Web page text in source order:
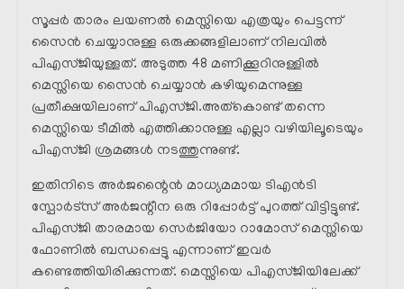
സൂപ്പർ താരം ലയണൽ മെസ്സിയെ എത്രയും പെട്ടന്ന്
സൈൻ ചെയ്യാനുള്ള ഒരുക്കങ്ങളിലാണ് നിലവിൽ
പിഎസ്ജിയുള്ളത്. അടുത്ത 48 മണിക്കൂറിനുള്ളിൽ
മെസ്സിയെ സൈൻ ചെയ്യാൻ കഴിയുമെന്നുള്ള
പ്രതീക്ഷയിലാണ് പിഎസ്ജി.അത്കൊണ്ട് തന്നെ
മെസ്സിയെ ടീമിൽ എത്തിക്കാനുള്ള എല്ലാ വഴിയിലൂടെയും
പിഎസ്ജി ശ്രമങ്ങൾ നടത്തുന്നുണ്ട്.
ഇതിനിടെ അർജന്റൈൻ മാധ്യമമായ ടിഎൻടി
സ്പോർട്സ് അർജന്റീന ഒരു റിപ്പോർട്ട്‌ പുറത്ത് വിട്ടിട്ടുണ്ട്.
പിഎസ്ജി താരമായ സെർജിയോ റാമോസ് മെസ്സിയെ
ഫോണിൽ ബന്ധപ്പെട്ടു എന്നാണ് ഇവർ
കണ്ടെത്തിയിരിക്കുന്നത്. മെസ്സിയെ പിഎസ്ജിയിലേക്ക്